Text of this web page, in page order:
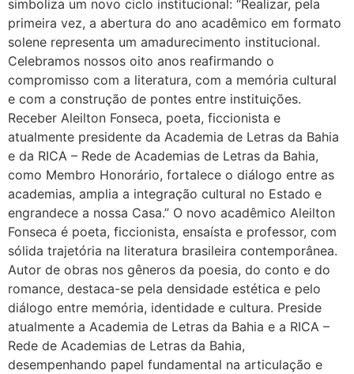
simboliza um novo ciclo institucional: “Realizar, pela
primeira vez, a abertura do ano acadêmico em formato
solene representa um amadurecimento institucional.
Celebramos nossos oito anos reafirmando o
compromisso com a literatura, com a memória cultural
e com a construção de pontes entre instituições.
Receber Aleilton Fonseca, poeta, ficcionista e
atualmente presidente da Academia de Letras da Bahia
e da RICA – Rede de Academias de Letras da Bahia,
como Membro Honorário, fortalece o diálogo entre as
academias, amplia a integração cultural no Estado e
engrandece a nossa Casa.” O novo acadêmico Aleilton
Fonseca é poeta, ficcionista, ensaísta e professor, com
sólida trajetória na literatura brasileira contemporânea.
Autor de obras nos gêneros da poesia, do conto e do
romance, destaca-se pela densidade estética e pelo
diálogo entre memória, identidade e cultura. Preside
atualmente a Academia de Letras da Bahia e a RICA –
Rede de Academias de Letras da Bahia,
desempenhando papel fundamental na articulação e